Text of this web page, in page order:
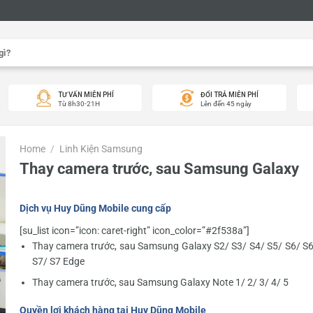
TƯ VẤN MIỄN PHÍ
Từ 8h30-21H
ĐỔI TRẢ MIỄN PHÍ
Lên đến 45 ngày
Home / Linh Kiện Samsung
Thay camera trước, sau Samsung Galaxy
Dịch vụ Huy Dũng Mobile cung cấp
[su_list icon=”icon: caret-right” icon_color=”#2f538a”]
Thay camera trước, sau Samsung Galaxy S2/ S3/ S4/ S5/ S6/
S7/ S7 Edge
Thay camera trước, sau Samsung Galaxy Note 1/ 2/ 3/ 4/ 5
Quyền lợi khách hàng tại Huy Dũng Mobile